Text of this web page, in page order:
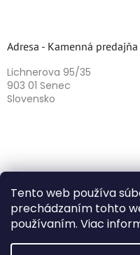
Tento web používa
prechádzaním tohto
používaním. Viac
Adresa - Kamenná predajňa
Lichnerova 95/35
903 01 Senec
Slovensko